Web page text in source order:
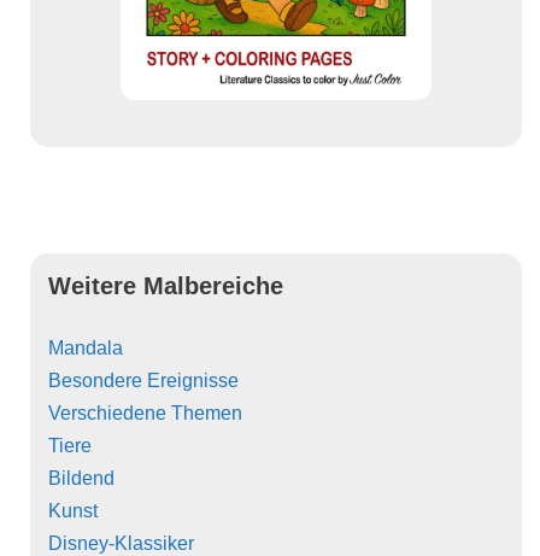
Weitere Malbereiche
Mandala
Besondere Ereignisse
Verschiedene Themen
Tiere
Bildend
Kunst
Disney-Klassiker